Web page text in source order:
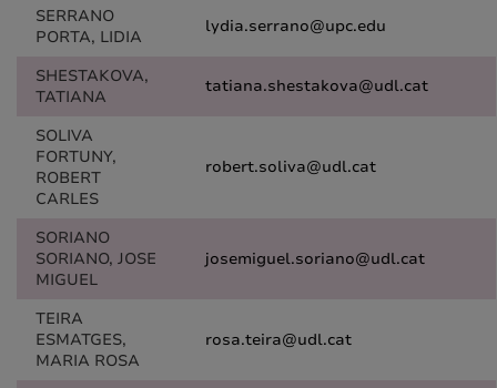
SERRANO
PORTA, LIDIA
lydia.serrano@upc.edu
SHESTAKOVA,
TATIANA
tatiana.shestakova@udl.cat
SOLIVA
FORTUNY,
ROBERT
CARLES
robert.soliva@udl.cat
SORIANO
SORIANO, JOSE
MIGUEL
josemiguel.soriano@udl.cat
TEIRA
ESMATGES,
MARIA ROSA
rosa.teira@udl.cat